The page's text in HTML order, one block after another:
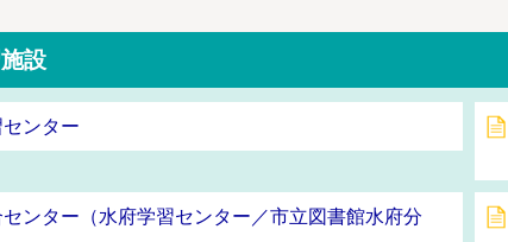
設
ンター
ンター（水府学習センター／市立図書館水府分